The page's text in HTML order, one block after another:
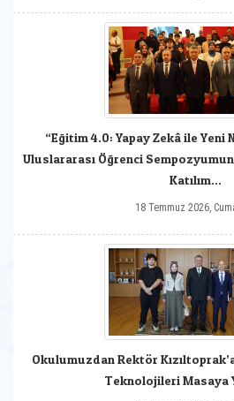
“Eğitim 4.0: Yapay Zekâ ile Yeni
Uluslararası Öğrenci
Katılım...
18 Temmuz 2026,
Okulumuzdan Rektör
Teknolojileri Masaya